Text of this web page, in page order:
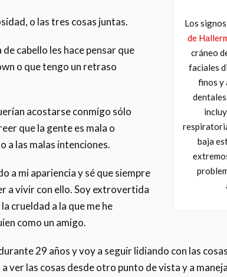
Los
de
cráneo
faciales
finos y
baja
o las tres cosas juntas.
cabello les hace pensar que
o que tengo un retraso
acostarse conmigo sólo
que la gente es mala o
a las malas intenciones.
a mi apariencia y sé que siempre
a vivir con ello. Soy extrovertida
crueldad a la que me he
como un amigo.
29 años y voy a seguir lidiando con las
ver las cosas desde otro punto de vista y a